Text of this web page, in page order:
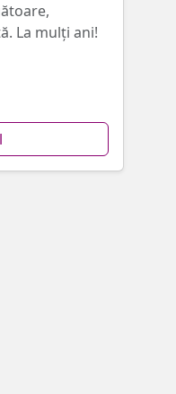
La mulţi ani!